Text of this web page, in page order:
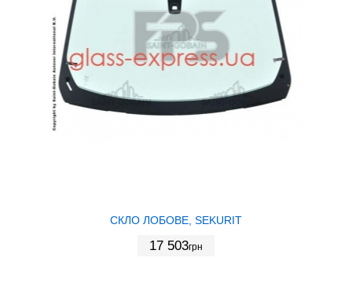
СКЛО ЛОБОВЕ, SEKURIT
17 503грн